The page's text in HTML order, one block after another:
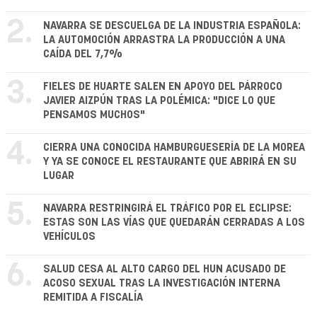
2.
NAVARRA SE DESCUELGA DE LA INDUSTRIA ESPAÑOLA:
LA AUTOMOCIÓN ARRASTRA LA PRODUCCIÓN A UNA
CAÍDA DEL 7,7%
3.
FIELES DE HUARTE SALEN EN APOYO DEL PÁRROCO
JAVIER AIZPÚN TRAS LA POLÉMICA: "DICE LO QUE
PENSAMOS MUCHOS"
4.
CIERRA UNA CONOCIDA HAMBURGUESERÍA DE LA MOREA
Y YA SE CONOCE EL RESTAURANTE QUE ABRIRÁ EN SU
LUGAR
5.
NAVARRA RESTRINGIRÁ EL TRÁFICO POR EL ECLIPSE:
ESTAS SON LAS VÍAS QUE QUEDARÁN CERRADAS A LOS
VEHÍCULOS
6.
SALUD CESA AL ALTO CARGO DEL HUN ACUSADO DE
ACOSO SEXUAL TRAS LA INVESTIGACIÓN INTERNA
REMITIDA A FISCALÍA